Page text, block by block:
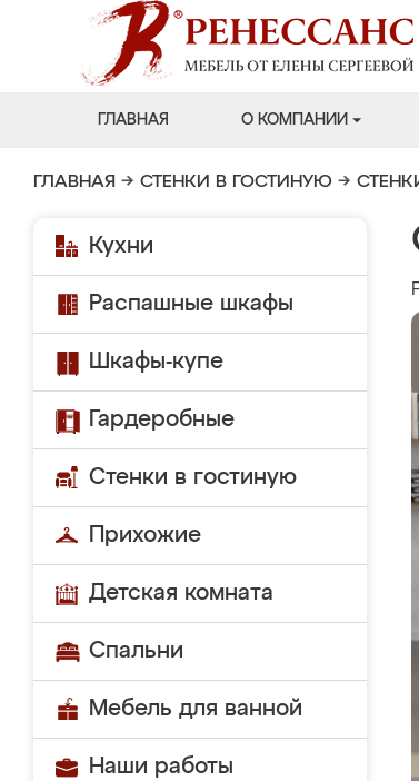
ГЛАВНАЯ О КОМПАНИИ
ГЛАВНАЯ → СТЕНКИ В ГОСТИНУЮ →
Кухни
Распашные шкафы
Шкафы-купе
Гардеробные
Стенки в гостиную
Прихожие
Детская комната
Спальни
Мебель для ванной
Наши работы